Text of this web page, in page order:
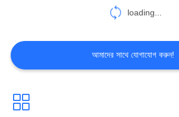
16 পোর্ট ওল্ট loading...
আমাদের সাথে যোগাযোগ করুন!